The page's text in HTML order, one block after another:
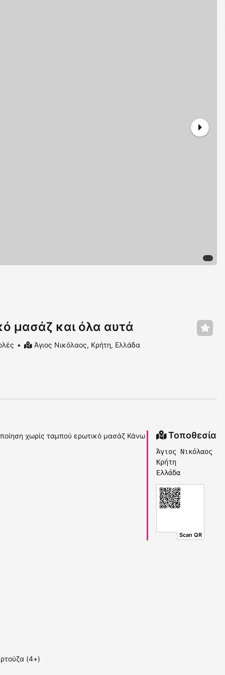
μασάζ και όλα αυτά
Άγιος Νικόλαος, Κρήτη, Ελλάδα
Τοποθεσία
Άγιος Νικόλαος
Κρήτη
Ελλάδα
Scan QR
χωρίς ταμπού ερωτικό μασάζ Κάνω
(4+)